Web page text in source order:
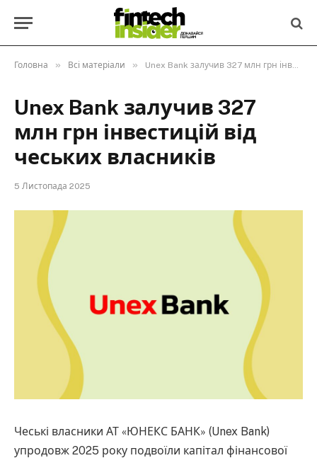
Головна » Всі матеріали » Unex Bank залучив 327 млн грн інвестицій від чеських власників
Unex Bank залучив 327
млн грн інвестицій від
чеських власників
5 Листопада 2025
Чеські власники АТ «ЮНЕКС БАНК» (Unex Bank)
упродовж 2025 року подвоїли капітал фінансової